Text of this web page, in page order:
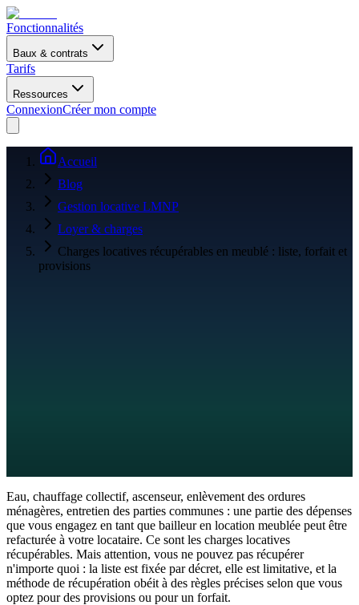
Fonctionnalités
Baux & contrats
Tarifs
Ressources
ConnexionCréer mon compte
Accueil
Blog
Gestion locative LMNP
Loyer & charges
Charges locatives récupérables en meublé : liste, forfait et
provisions
Eau, chauffage collectif, ascenseur, enlèvement des ordures
ménagères, entretien des parties communes : une partie des dépenses
que vous engagez en tant que bailleur en location meublée peut être
refacturée à votre locataire. Ce sont les charges locatives
récupérables. Mais attention, vous ne pouvez pas récupérer
n'importe quoi : la liste est fixée par décret, elle est limitative, et la
méthode de récupération obéit à des règles précises selon que vous
optez pour des provisions ou pour un forfait.